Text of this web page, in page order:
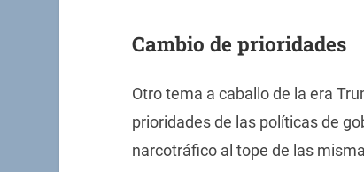
Cambio de prioridades
Otro tema a caballo de la era
prioridades de las políticas de
narcotráfico al tope de las